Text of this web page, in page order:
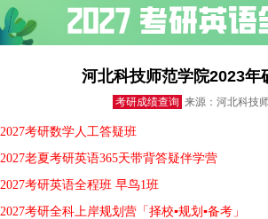
河北科技师范学院2023
考研成绩查询 来源：河北科技
2027考研数学人工答疑班
2027老夏考研英语365天带背答疑伴学营
2027考研英语全程班 早鸟1班
2027考研全科上岸规划营「择校▪规划▪备考」